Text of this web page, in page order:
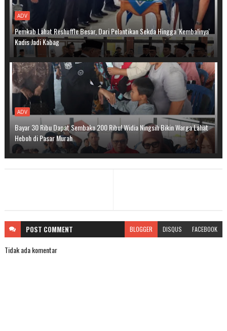
ADV
Pemkab Lahat Reshuffle Besar, Dari Pelantikan Sekda Hingga 'Kembalinya'
Kadis Jadi Kabag
ADV
Bayar 30 Ribu Dapat Sembako 200 Ribu! Widia Ningsih Bikin Warga Lahat
Heboh di Pasar Murah
POST COMMENT BLOGGER DISQUS FACEBOOK
Tidak ada komentar